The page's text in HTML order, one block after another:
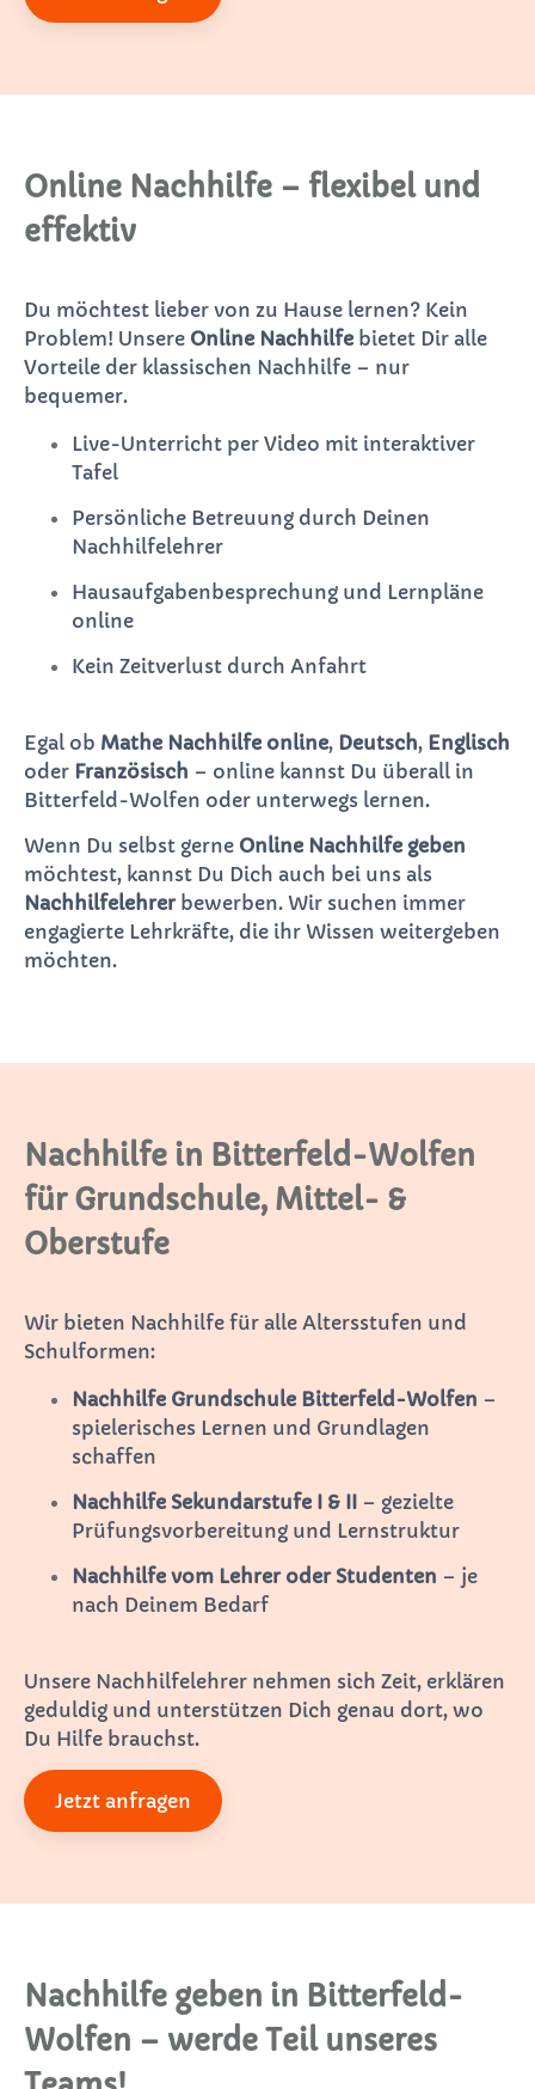
Online Nachhilfe – flexibel und
effektiv
Du möchtest lieber von zu Hause lernen? Kein
Problem! Unsere Online Nachhilfe bietet Dir alle
Vorteile der klassischen Nachhilfe – nur
bequemer.
Live-Unterricht per Video mit interaktiver
Tafel
Persönliche Betreuung durch Deinen
Nachhilfelehrer
Hausaufgabenbesprechung und Lernpläne
online
Kein Zeitverlust durch Anfahrt
Egal ob Mathe Nachhilfe online, Deutsch, Englisch
oder Französisch – online kannst Du überall in
Bitterfeld-Wolfen oder unterwegs lernen.
Wenn Du selbst gerne Online Nachhilfe geben
möchtest, kannst Du Dich auch bei uns als
Nachhilfelehrerbewerben. Wir suchen immer
engagierte Lehrkräfte, die ihr Wissen weitergeben
möchten.
Nachhilfe in Bitterfeld-Wolfen
für Grundschule, Mittel- &
Oberstufe
Wir bieten Nachhilfe für alle Altersstufen und
Schulformen:
Nachhilfe Grundschule Bitterfeld-Wolfen –
spielerisches Lernen und Grundlagen
schaffen
Nachhilfe Sekundarstufe I & II – gezielte
Prüfungsvorbereitung und Lernstruktur
Nachhilfe vom Lehrer oder Studenten – je
nach Deinem Bedarf
Unsere Nachhilfelehrer nehmen sich Zeit, erklären
geduldig und unterstützen Dich genau dort, wo
Du Hilfe brauchst.
Jetzt anfragen
Nachhilfe geben in Bitterfeld-
Wolfen – werde Teil unseres